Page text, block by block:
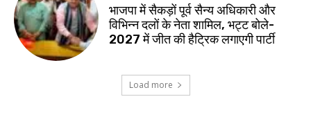
भाजपा में सैकड़ों पूर्व सैन्य अधिकारी और
विभिन्न दलों के नेता शामिल, भट्ट बोले-
2027 में जीत की हैट्रिक लगाएगी पार्टी
Load more